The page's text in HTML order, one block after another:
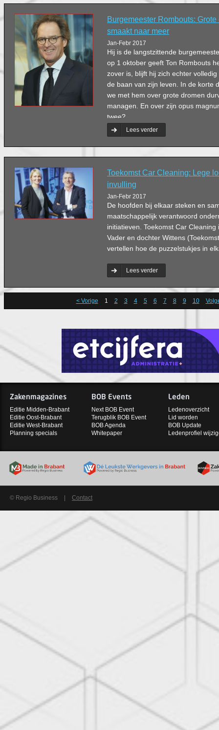
Burgemeester Rombouts:
smaakt naar meer
Jan-Febr 2017
Hij is de langstzittende
op 1 oktober geeft Ton Rombouts
zover is, blijft hij zich echter
de baan van zijn leven. In de korte
we met hem over grote dromen
managen. En over zijn opus
twee?
Lees verder
Toekomst Car Cleaning: Lege
invulling
Jan-Febr 2017
De hoofden bij elkaar steken en
maatschappelijk verantwoord
initiatieven. Toekomst Car
Vader en dochter Wittens
vertellen hoe de puzzelstukjes in
Lees verder
< Vorige 1 2 3 4 5 6 7 8 9 10
Zakenmagazines
Editie Midden-Brabant
Editie Oost-Brabant
Editie West-Brabant
Planning specials
BOB Events
Next BOB Event
Terugblik BOB Event
BOB Agenda
Whitepaper
Leden
Ledenoverzicht
Lid worden
BOB Update
Ledenprofiel
© Regio Business Contact